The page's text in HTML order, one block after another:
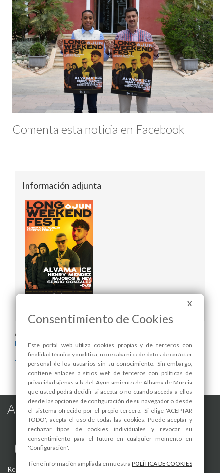
Comenta esta noticia en Facebook
Información adjunta
Areas relacionadas:
Festejos
Juventud
Turismo
Alhama de Murcia en las Redes
Registro de actividades de tratamiento -Aviso Legal-Política de
X
Consentimiento de Cookies
Este portal web utiliza cookies propias y de terceros con
finalidad técnica y analítica, no recaba ni cede datos de carácter
personal de los usuarios sin su conocimiento. Sin embargo,
contiene enlaces a sitios web de terceros con políticas de
privacidad ajenas a la del Ayuntamiento de Alhama de Murcia
que usted podrá decidir si acepta o no cuando acceda a ellos
desde las opciones de configuración de su navegador o desde
el sistema ofrecido por el propio tercero. Si elige 'ACEPTAR
TODO', acepta el uso de todas las cookies. Puede aceptar y
rechazar tipos de cookies individuales y revocar su
consentimiento para el futuro en cualquier momento en
'Configuración'.
Tiene información ampliada en nuestra POLÍTICA DE COOKIES